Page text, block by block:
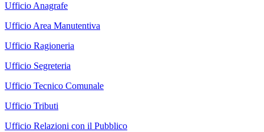
Ufficio Anagrafe
Ufficio Area Manutentiva
Ufficio Ragioneria
Ufficio Segreteria
Ufficio Tecnico Comunale
Ufficio Tributi
Ufficio Relazioni con il Pubblico